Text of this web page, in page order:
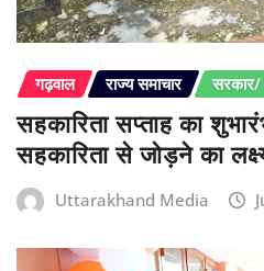
गढ़वाल राज्य समाचार सरकार/
सहकारिता सप्ताह का
सहकारिता से जोड़ने का
Uttarakhand Media